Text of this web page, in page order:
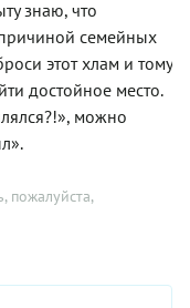
знаю, что
семейных
этот хлам и тому
достойное место.
можно
пожалуйста,